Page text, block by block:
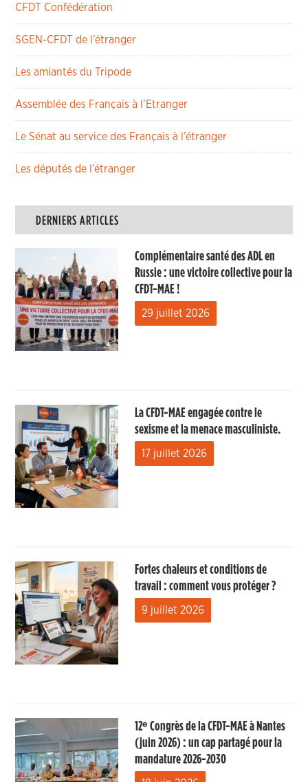
CFDT Confédération
SGEN-CFDT de l’étranger
Les amiantés du Tripode
Assemblée des Français à l’Etranger
Le Sénat au service des Français à l’étranger
Les députés de l’étranger
DERNIERS ARTICLES
Complémentaire santé des ADL en
Russie : une victoire collective pour la
CFDT-MAE !
29 juillet 2026
La CFDT-MAE engagée contre le
sexisme et la menace masculiniste.
17 juillet 2026
Fortes chaleurs et conditions de
travail : comment vous protéger ?
9 juillet 2026
12ᵉ Congrès de la CFDT-MAE à Nantes
(juin 2026) : un cap partagé pour la
mandature 2026-2030